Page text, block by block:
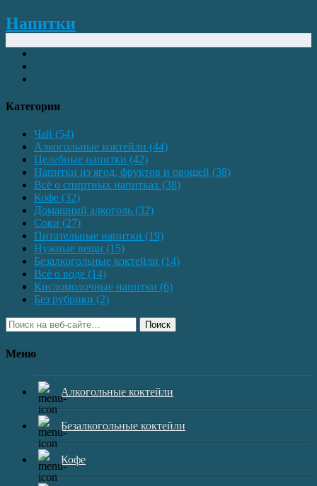
Напитки
Категории
Чай (54)
Алкогольные коктейли (44)
Целебные напитки (42)
Напитки из ягод, фруктов и овощей (38)
Всё о спиртных напитках (38)
Кофе (32)
Домашний алкоголь (32)
Соки (27)
Питательные напитки (19)
Нужные вещи (15)
Безалкогольные коктейли (14)
Всё о воде (14)
Кисломолочные напитки (6)
Без рубрики (2)
Поиск
Меню
Алкогольные коктейли
Безалкогольные коктейли
Кофе